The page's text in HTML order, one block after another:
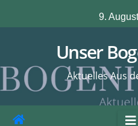
Inhalt
9.
Unser
Aktuelles Aus